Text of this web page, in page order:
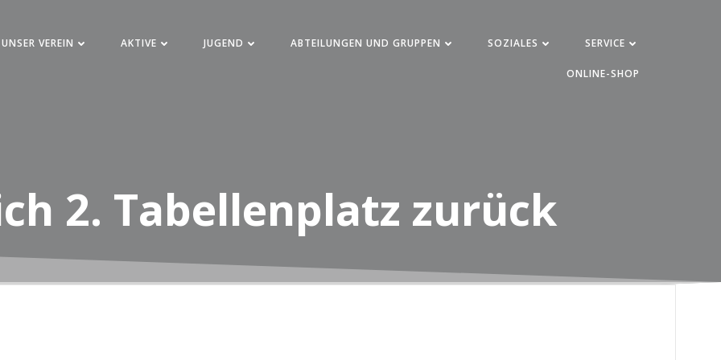
UNSER VEREIN AKTIVE JUGEND ABTEILUNGEN UND GRUPPEN SOZIALES SERVICE
ONLINE-SHOP
2. Tabellenplatz zurück